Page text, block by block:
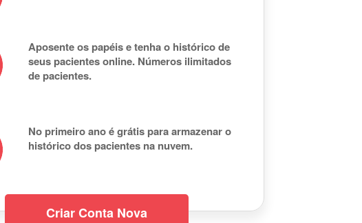
Aposente os papéis e tenha o histórico de
seus pacientes online. Números ilimitados
de pacientes.
No primeiro ano é grátis para armazenar o
histórico dos pacientes na nuvem.
Criar Conta Nova